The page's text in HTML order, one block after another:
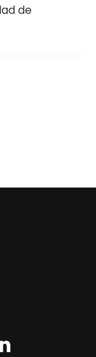
de
LinkedIn